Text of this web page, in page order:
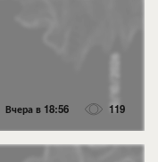
Вчера в 18:56 119